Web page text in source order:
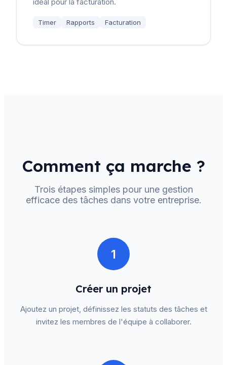
Timer Rapports Facturation
Comment ça marche ?
Trois étapes simples pour une gestion
efficace des tâches dans votre entreprise.
1
Créer un projet
Ajoutez un projet, définissez les statuts des tâches et
invitez les membres de l'équipe à collaborer.